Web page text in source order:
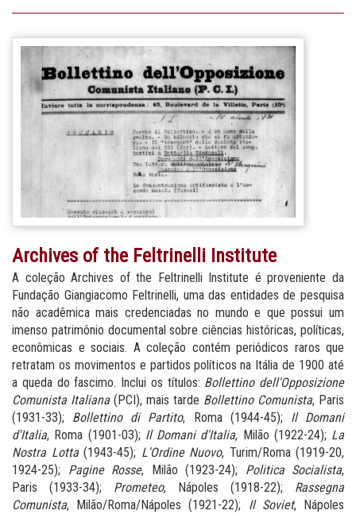
Archives of the Feltrinelli Institute
A coleção Archives of the Feltrinelli Institute é proveniente da
Fundação Giangiacomo Feltrinelli, uma das entidades de pesquisa
não acadêmica mais credenciadas no mundo e que possui um
imenso patrimônio documental sobre ciências históricas, políticas,
econômicas e sociais. A coleção contém periódicos raros que
retratam os movimentos e partidos políticos na Itália de 1900 até
a queda do fascimo. Inclui os títulos: Bollettino dell'Opposizione
Comunista Italiana(PCI), mais tarde Bollettino Comunista, Paris
(1931-33); Bollettino di Partito, Roma (1944-45); Il Domani
d'Italia, Roma (1901-03); Il Domani d'Italia, Milão (1922-24); La
Nostra Lotta(1943-45); L'Ordine Nuovo, Turim/Roma (1919-20,
1924-25); Pagine Rosse, Milão (1923-24); Politica Socialista,
Paris (1933-34); Prometeo, Nápoles (1918-22); Rassegna
Comunista, Milão/Roma/Nápoles (1921-22); Il Soviet, Nápoles